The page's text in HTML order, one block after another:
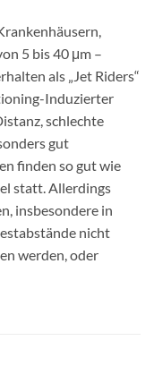
5 bis 40 μm –
als „Jet Riders“
Induzierter
schlechte
gut
finden so gut wie
statt. Allerdings
insbesondere in
nicht
werden, oder